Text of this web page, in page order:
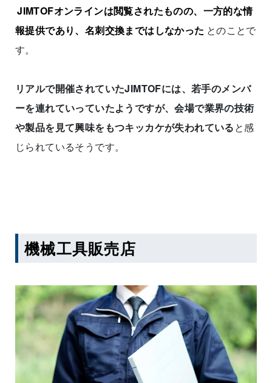
JIMTOFオンラインは閲覧されたものの、一方的な情
報提供であり、名刺交換まではしなかった とのことで
す。
リアルで開催されていたJIMTOFには、若手のメンバ
ーを連れていっていたようですが、会場で業界の技術
や製品を見て興味をもつキッカケが失われていると感
じられているそうです。
機械工具販売店